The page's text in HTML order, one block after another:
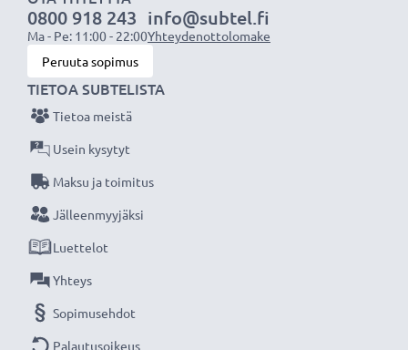
0800 918 243
Ma - Pe: 11:00 - 22:00
info@subtel.fi
Yhteydenottolomake
Peruuta sopimus
TIETOA SUBTELISTA
Tietoa meistä
Usein kysytyt
Maksu ja toimitus
Jälleenmyyjäksi
Luettelot
Yhteys
Sopimusehdot
Palautusoikeus